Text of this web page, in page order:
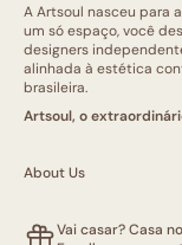
A Artsoul nasceu para
um só espaço, você
designers
alinhada à estética
brasileira.
Artsoul, o
About Us
Vai casar? Casa